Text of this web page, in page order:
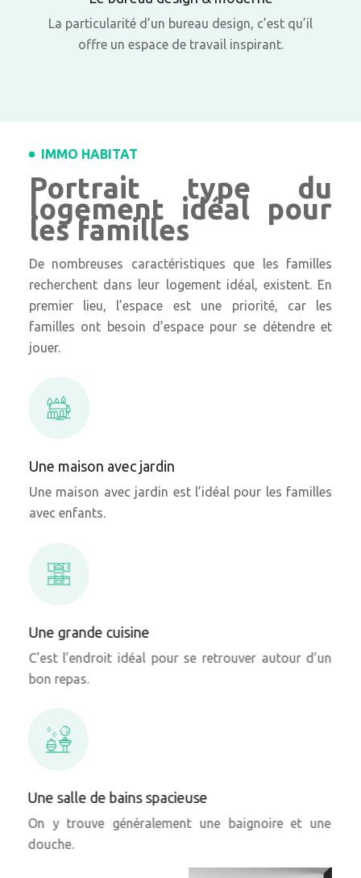
La particularité d’un bureau design, c’est qu’il
offre un espace de travail inspirant.
IMMO HABITAT
Portrait type du
logement idéal pour
les familles
De nombreuses caractéristiques que les familles
recherchent dans leur logement idéal, existent. En
premier lieu, l’espace est une priorité, car les
familles ont besoin d’espace pour se détendre et
jouer.
Une maison avec jardin
Une maison avec jardin est l’idéal pour les familles
avec enfants.
Une grande cuisine
C’est l’endroit idéal pour se retrouver autour d’un
bon repas.
Une salle de bains spacieuse
On y trouve généralement une baignoire et une
douche.